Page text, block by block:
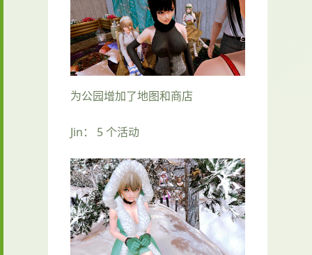
为公园增加了地图和商店
Jin： 5 个活动